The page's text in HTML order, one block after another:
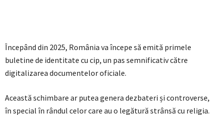
Începând din 2025, România va începe să emită primele
buletine de identitate cu cip, un pas semnificativ către
digitalizarea documentelor oficiale.
Această schimbare ar putea genera dezbateri și controverse,
în special în rândul celor care au o legătură strânsă cu religia.